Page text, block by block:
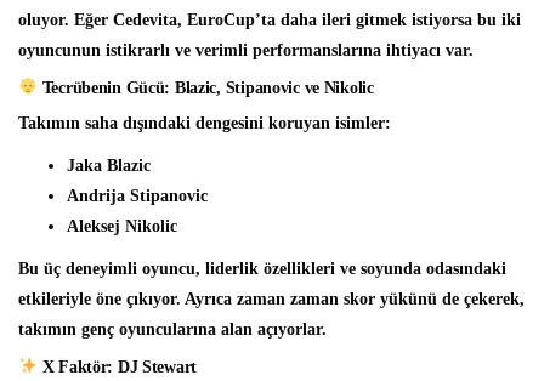
oluyor. Eğer Cedevita, EuroCup’ta daha ileri gitmek istiyorsa bu iki
oyuncunun istikrarlı ve verimli performanslarına ihtiyacı var.
Tecrübenin Gücü: Blazic, Stipanovic ve Nikolic
Takımın saha dışındaki dengesini koruyan isimler:
Jaka Blazic
Andrija Stipanovic
Aleksej Nikolic
Bu üç deneyimli oyuncu, liderlik özellikleri ve soyunda odasındaki
etkileriyle öne çıkıyor. Ayrıca zaman zaman skor yükünü de çekerek,
takımın genç oyuncularına alan açıyorlar.
X Faktör: DJ Stewart